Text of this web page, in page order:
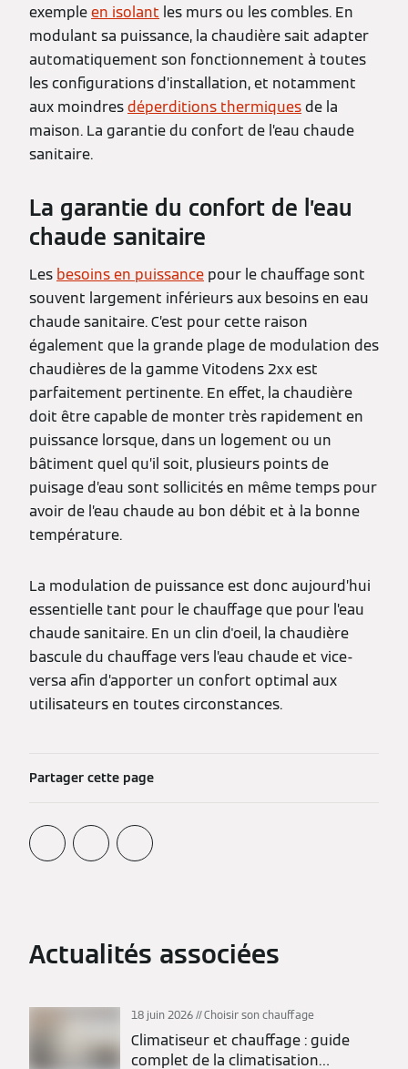
exempleen isolant les murs ou les combles. En
modulant sa puissance, la chaudière sait adapter
automatiquement son fonctionnement à toutes
les configurations d’installation, et notamment
aux moindresdéperditions thermiquesde la
maison. La garantie du confort de l’eau chaude
sanitaire.
La garantie du confort de l’eau
chaude sanitaire
Les besoins en puissance pour le chauffage sont
souvent largement inférieurs aux besoins en eau
chaude sanitaire. C’est pour cette raison
également que la grande plage de modulation des
chaudières de la gamme Vitodens 2xx est
parfaitement pertinente. En effet, la chaudière
doit être capable de monter très rapidement en
puissance lorsque, dans un logement ou un
bâtiment quel qu’il soit, plusieurs points de
puisage d’eau sont sollicités en même temps pour
avoir de l’eau chaude au bon débit et à la bonne
température.
La modulation de puissance est donc aujourd’hui
essentielle tant pour le chauffage que pour l’eau
chaude sanitaire. En un clin d'oeil, la chaudière
bascule du chauffage vers l’eau chaude et vice-
versa afin d’apporter un confort optimal aux
utilisateurs en toutes circonstances.
Partager cette page
Actualités associées
18 juin 2026 Choisir son chauffage
Climatiseur et chauffage : guide
complet de la climatisation